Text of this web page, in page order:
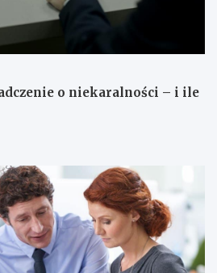
o niekaralności – i ile